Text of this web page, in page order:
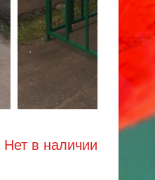
Нет в наличии